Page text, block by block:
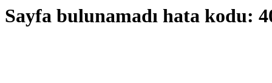
Sayfa bulunamadı hata kodu: